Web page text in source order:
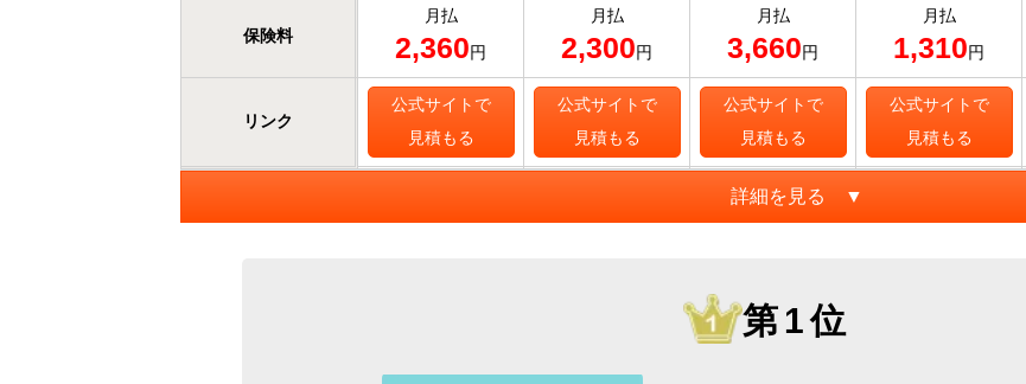
保険料
月払
2,360円
月払
2,300円
月払
3,660円
月払
1,310円
リンク
公式サイトで
見積もる
公式サイトで
見積もる
公式サイトで
見積もる
公式サイトで
見積もる
詳細を見る ▼
第1位